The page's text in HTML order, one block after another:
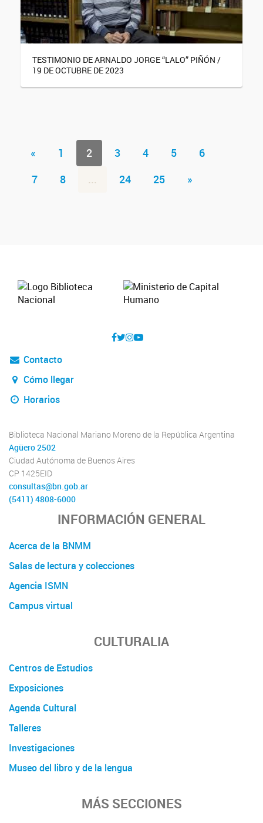
TESTIMONIO DE ARNALDO JORGE “LALO” PIÑÓN /
19 DE OCTUBRE DE 2023
« 1 2 3 4 5
6
7
8 ... 24 25 »
Contacto
Cómo llegar
Horarios
Biblioteca Nacional Mariano Moreno de la República Argentina
Agüero 2502
Ciudad Autónoma de Buenos Aires
CP 1425EID
consultas@bn.gob.ar
(5411) 4808-6000
INFORMACIÓN GENERAL
Acerca de la BNMM
Salas de lectura y colecciones
Agencia ISMN
Campus virtual
CULTURALIA
Centros de Estudios
Exposiciones
Agenda Cultural
Talleres
Investigaciones
Museo del libro y de la lengua
MÁS SECCIONES